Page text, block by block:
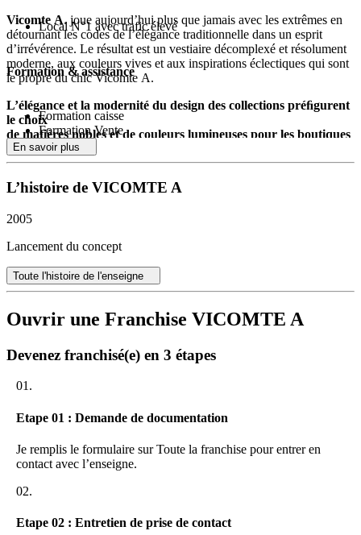
Vicomte A. joue aujourd’hui plus que jamais avec les extrêmes en
détournant les codes de l’élégance traditionnelle dans un esprit
d’irrévérence. Le résultat est un vestiaire décomplexé et résolument
moderne, aux couleurs vives et aux inspirations éclectiques qui sont
le propre du chic Vicomte A.
L’élégance et la modernité du design des collections préﬁgurent
le choix
de matières nobles et de couleurs lumineuses pour les boutiques
Les éclairages, les façades et les vitrines ont été pensés pour installer
harmonieusement au cœur de leur environnement, quel qu’il soit :
une façade blanche pour les boutiques de bord de mer.
Parées de ce nouveau design qui sera déployé au cours de l’année
d’élégance et de convivialité
marque et ses clients.
Huit ans après sa création,Vicomte A.est désormais une marque
lignes pour la femme et l’enfant. La marque compte désormais plus
de 350 points de vente dans le monde, tous situés à des adresses
évolué sous l’impulsion d’Arthur de Soultrait et de ses designers.
mode et plus audacieuses, avec toujours le même travail autour des
couleurs vives, des détails et des finitions pour proposer aux clients
Ferez-vous partie de cette aventure à nulle autre pareille ?
Local N°1 avec trafic élevé
Formation & assistance
Formation caisse
Formation Vente
Formation Merch
Suivi vente
En savoir plus
L’histoire de VICOMTE A
2005
Lancement du concept
Toute l'histoire de l'enseigne
Ouvrir une Franchise VICOMTE A
Devenez franchisé(e) en 3 étapes
01.
Etape 01 : Demande de documentation
Je remplis le formulaire sur Toute la franchise pour entrer en
contact avec l’enseigne.
02.
Etape 02 : Entretien de prise de contact